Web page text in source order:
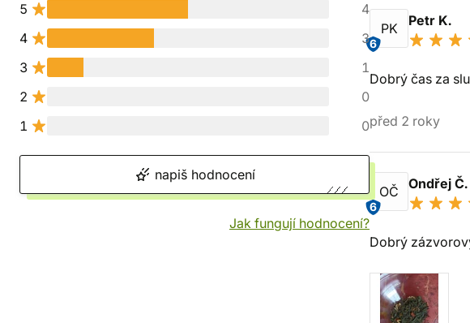
5
4
4
3
3
1
2
0
1
0
napiš hodnocení
Jak fungují hodnocení?
PK
6
Petr K.
Dobrý čas za
před 2 roky
OČ
6
Ondřej Č.
Dobrý